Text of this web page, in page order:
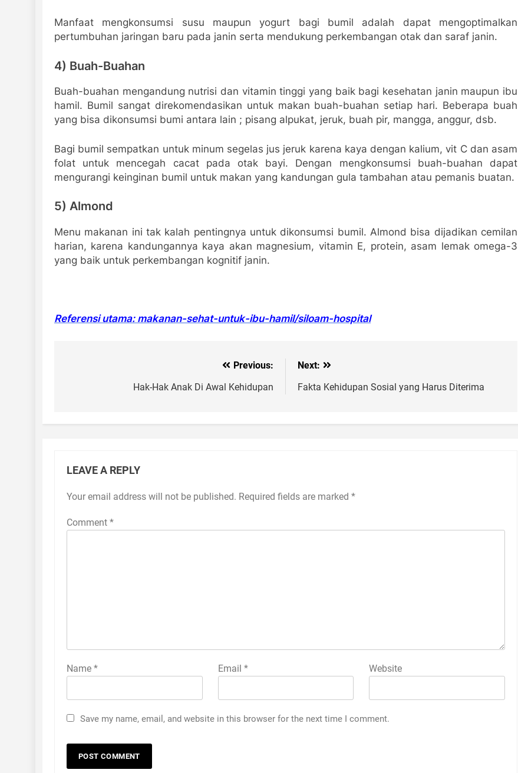
Manfaat mengkonsumsi susu maupun yogurt bagi bumil adalah dapat mengoptimalkan
pertumbuhan jaringan baru pada janin serta mendukung perkembangan otak dan saraf janin.
4) Buah-Buahan
Buah-buahan mengandung nutrisi dan vitamin tinggi yang baik bagi kesehatan janin maupun ibu
hamil. Bumil sangat direkomendasikan untuk makan buah-buahan setiap hari. Beberapa buah
yang bisa dikonsumsi bumi antara lain ; pisang alpukat, jeruk, buah pir, mangga, anggur, dsb.
Bagi bumil sempatkan untuk minum segelas jus jeruk karena kaya dengan kalium, vit C dan asam
folat untuk mencegah cacat pada otak bayi. Dengan mengkonsumsi buah-buahan dapat
mengurangi keinginan bumil untuk makan yang kandungan gula tambahan atau pemanis buatan.
5) Almond
Menu makanan ini tak kalah pentingnya untuk dikonsumsi bumil. Almond bisa dijadikan cemilan
harian, karena kandungannya kaya akan magnesium, vitamin E, protein, asam lemak omega-3
yang baik untuk perkembangan kognitif janin.
Referensi utama: makanan-sehat-untuk-ibu-hamil/siloam-hospital
Previous:
Hak-Hak Anak Di Awal Kehidupan
Next:
Fakta Kehidupan Sosial yang Harus Diterima
LEAVE A REPLY
Your email address will not be published. Required fields are marked *
Comment *
Name * Email * Website
Save my name, email, and website in this browser for the next time I comment.